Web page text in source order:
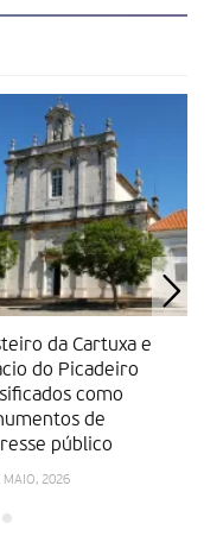
da Cartuxa e
do Picadeiro
como
de
público
MAIO, 2026